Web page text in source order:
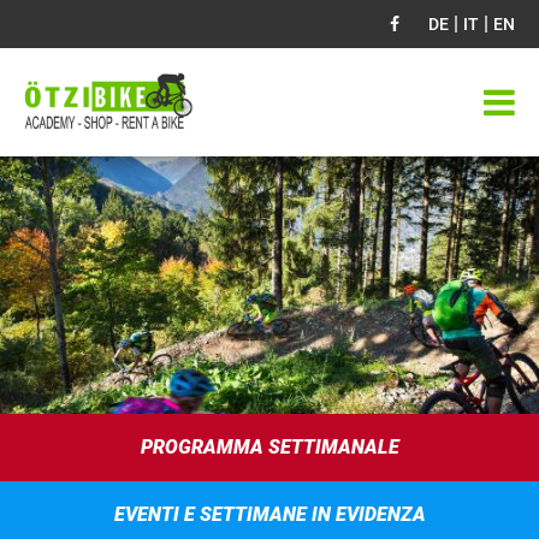
DE | IT | EN
PROGRAMMA SETTIMANALE
EVENTI E SETTIMANE IN EVIDENZA